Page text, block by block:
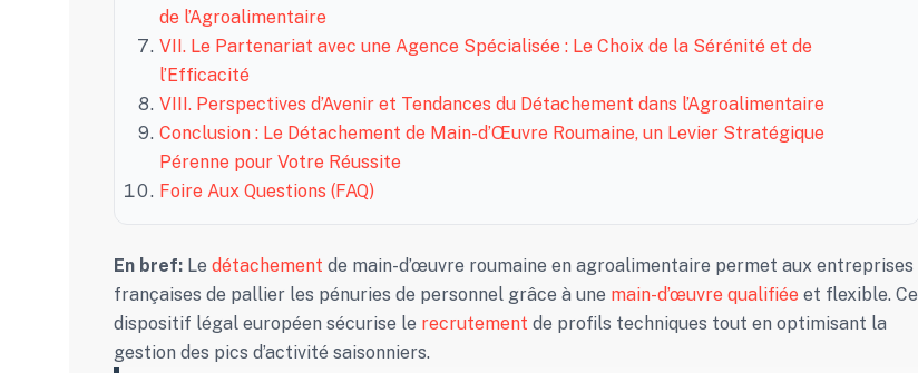
de l’Agroalimentaire
VII. Le Partenariat avec une Agence Spécialisée : Le Choix de la Sérénité et de
l’Efficacité
VIII. Perspectives d’Avenir et Tendances du Détachement dans l’Agroalimentaire
Conclusion : Le Détachement de Main-d’Œuvre Roumaine, un Levier Stratégique
Pérenne pour Votre Réussite
Foire Aux Questions (FAQ)
En bref: Le détachement de main-d’œuvre roumaine en agroalimentaire permet aux entreprises
françaises de pallier les pénuries de personnel grâce à une main-d’œuvre qualifiée et flexible. Ce
dispositif légal européen sécurise le recrutement de profils techniques tout en optimisant la
gestion des pics d’activité saisonniers.